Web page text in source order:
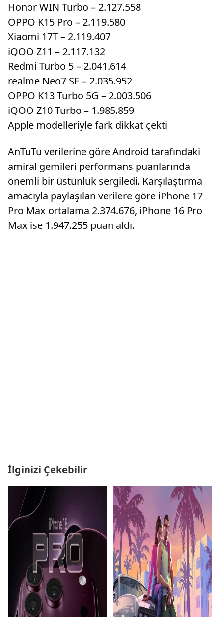
Honor WIN Turbo – 2.127.558
OPPO K15 Pro – 2.119.580
Xiaomi 17T – 2.119.407
iQOO Z11 – 2.117.132
Redmi Turbo 5 – 2.041.614
realme Neo7 SE – 2.035.952
OPPO K13 Turbo 5G – 2.003.506
iQOO Z10 Turbo – 1.985.859
Apple modelleriyle fark dikkat çekti
AnTuTu verilerine göre Android tarafındaki
amiral gemileri performans puanlarında
önemli bir üstünlük sergiledi. Karşılaştırma
amacıyla paylaşılan verilere göre iPhone 17
Pro Max ortalama 2.374.676, iPhone 16 Pro
Max ise 1.947.255 puan aldı.
İlginizi Çekebilir